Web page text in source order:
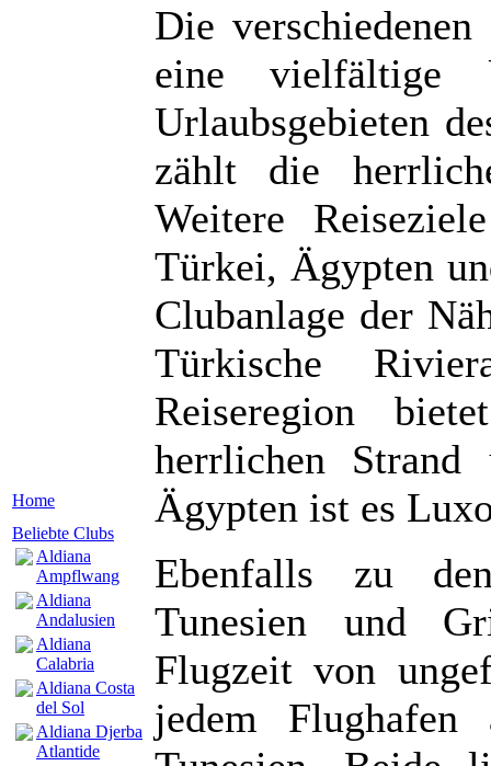
Home
Beliebte Clubs
Aldiana
Ampflwang
Aldiana
Andalusien
Aldiana
Calabria
Aldiana Costa
del Sol
Aldiana Djerba
Atlantide
Die
eine vielfältige
Urlaubsgebieten
zählt die
Weitere
Türkei, Ägypten
Clubanlage der
Türkische
Reiseregion
herrlichen
Ägypten ist es
Ebenfalls zu
Tunesien und
Flugzeit von
jedem